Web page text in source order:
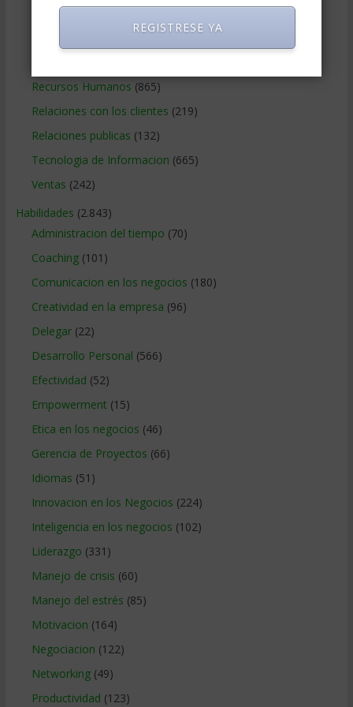
Negocios Online(1.405)
Recursos Humanos (865)
Relaciones con los clientes (219)
Relaciones publicas (132)
Tecnologia de Informacion (665)
Ventas (242)
Habilidades (2.843)
Administracion del tiempo (70)
Coaching(101)
Comunicacion en los negocios (180)
Creatividad en la empresa (96)
Delegar(22)
Desarrollo Personal (566)
Efectividad (52)
Empowerment (15)
Etica en los negocios (46)
Gerencia de Proyectos (66)
Idiomas (51)
Innovacion en los Negocios (224)
Inteligencia en los negocios (102)
Liderazgo (331)
Manejo de crisis (60)
Manejo del estrés (85)
Motivacion (164)
Negociacion (122)
Networking(49)
Productividad (123)
REGISTRESE YA